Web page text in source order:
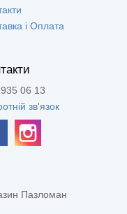
і Оплата
06 13
зв'язок
Пазломан